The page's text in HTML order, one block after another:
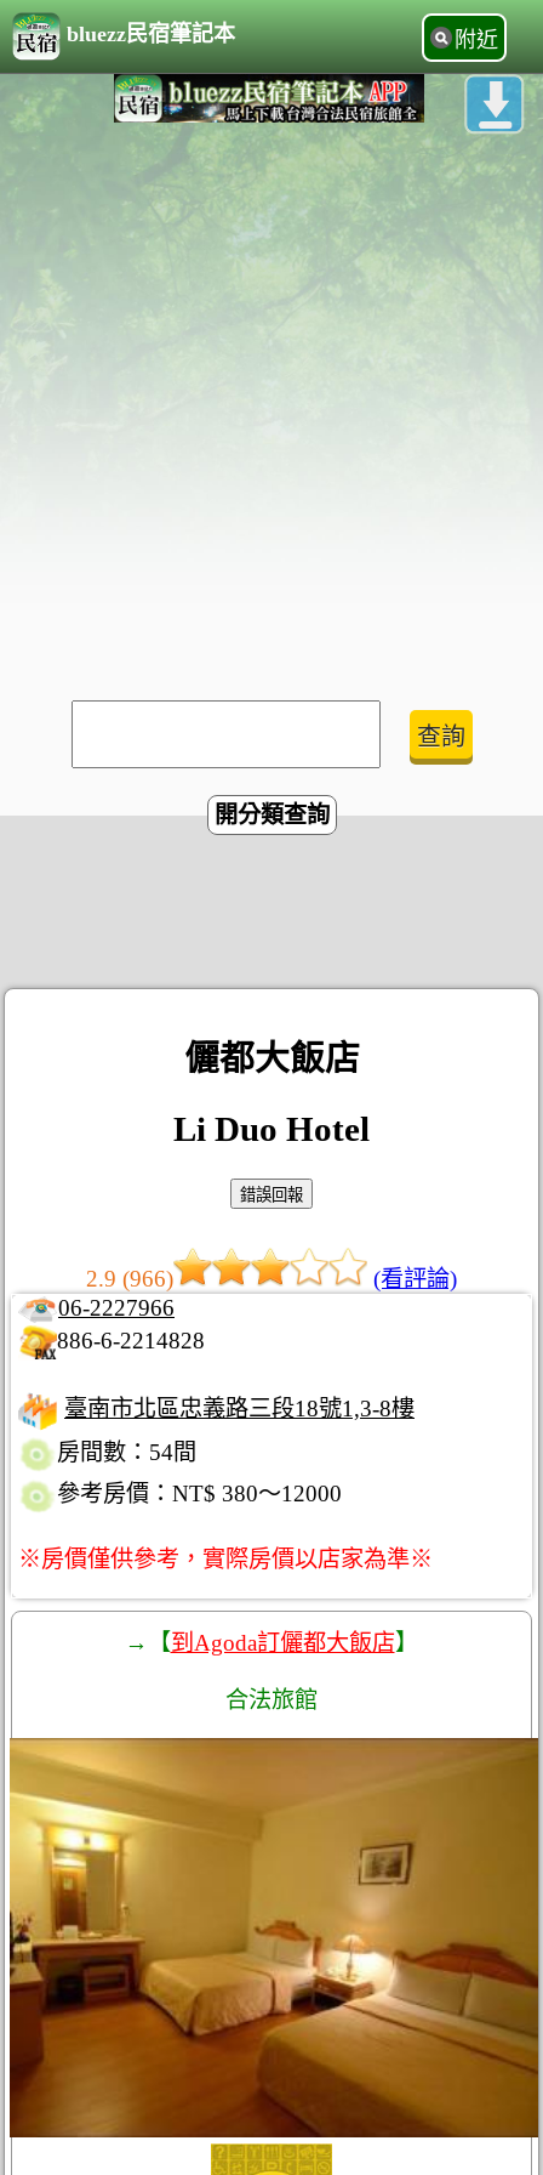
bluezz民宿筆記本 附近
開分類查詢
儷都大飯店
Li Duo Hotel
2.9 (966)
(看評論)
06-2227966
886-6-2214828
臺南市北區忠義路三段18號1,3-8樓
房間數：54間
參考房價：NT$ 380～12000
※房價僅供參考，實際房價以店家為準※
→【到Agoda訂儷都大飯店】
合法旅館